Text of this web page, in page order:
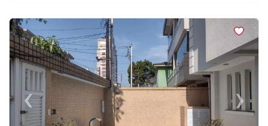
<<<
‹
Previous ›Next